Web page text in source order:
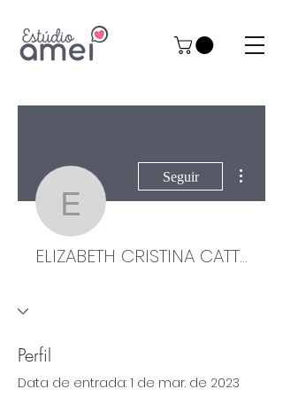
ELIZABETH
Seguir
ELIZABETH CRISTINA CATTOZZI
Perfil
Data de entrada: 1 de mar. de 2023